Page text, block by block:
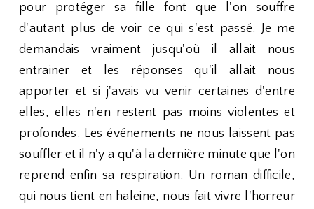
pour protéger sa fille font que l'on souffre
d'autant plus de voir ce qui s'est passé. Je me
demandais vraiment jusqu'où il allait nous
entrainer et les réponses qu'il allait nous
apporter et si j'avais vu venir certaines d'entre
elles, elles n'en restent pas moins violentes et
profondes. Les événements ne nous laissent pas
souffler et il n'y a qu'à la dernière minute que l'on
reprend enfin sa respiration. Un roman difficile,
qui nous tient en haleine, nous fait vivre l'horreur